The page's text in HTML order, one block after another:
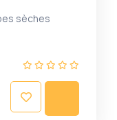
sèches